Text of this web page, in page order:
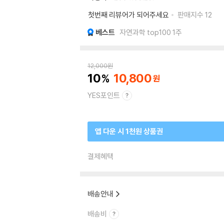
첫번째 리뷰어가 되어주세요
판매지수 12
베스트 자연과학 top100 1주
12,000원
10 10,800
YES포인트
앱 다운 시 1천원 상품권
결제혜택
배송안내
배송비